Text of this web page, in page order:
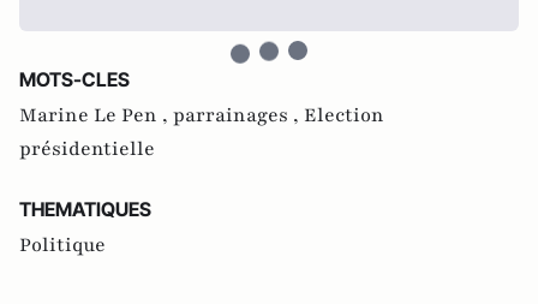
MOTS-CLES
Marine Le Pen , parrainages , Election
présidentielle
THEMATIQUES
Politique